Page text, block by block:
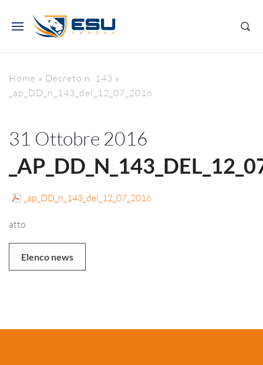
Home » Decreto n. 143 »
_ap_DD_n_143_del_12_07_2016
31 Ottobre 2016
_ap_DD_n_143_del_12_07_2016
atto
Elenco news